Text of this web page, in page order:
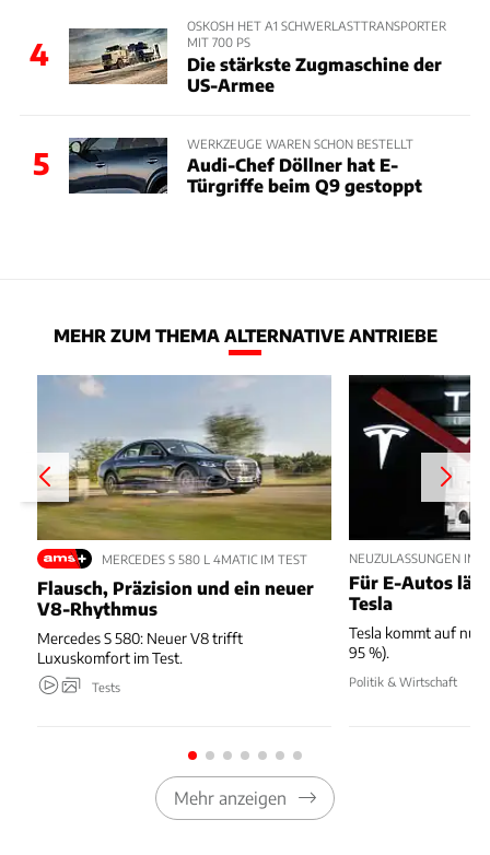
4
OSKOSH HET A1 SCHWERLASTTRANSPORTER
MIT 700 PS
Die stärkste Zugmaschine der
US-Armee
5
WERKZEUGE WAREN SCHON BESTELLT
Audi-Chef Döllner hat E-
Türgriffe beim Q9 gestoppt
MEHR ZUM THEMA ALTERNATIVE ANTRIEBE
MERCEDES S 580 L 4MATIC IM TEST
Flausch, Präzision und ein neuer
V8-Rhythmus
Mercedes S 580: Neuer V8 trifft
Luxuskomfort im Test.
Tests
NEUZULASSUNGEN IM
Für E-Autos
Tesla
Tesla kommt auf nur
95 %).
Politik & Wirtschaft
Mehr anzeigen